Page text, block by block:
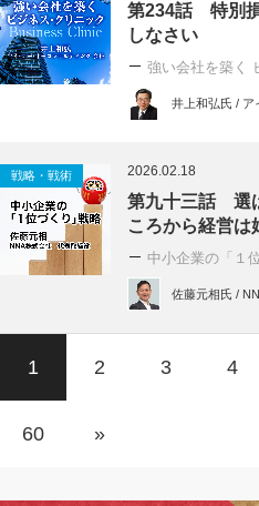
第234話 特別
しなさい
強い会社を築く
井上和弘氏 / ア
戦略・戦術 2026.02.18
第九十三話 選
ころから経営は
中小企業の「１
佐藤元相氏 /
1 2 3 4
60 »